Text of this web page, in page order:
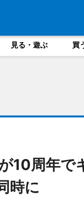
見る・遊ぶ 買
10周年
時に